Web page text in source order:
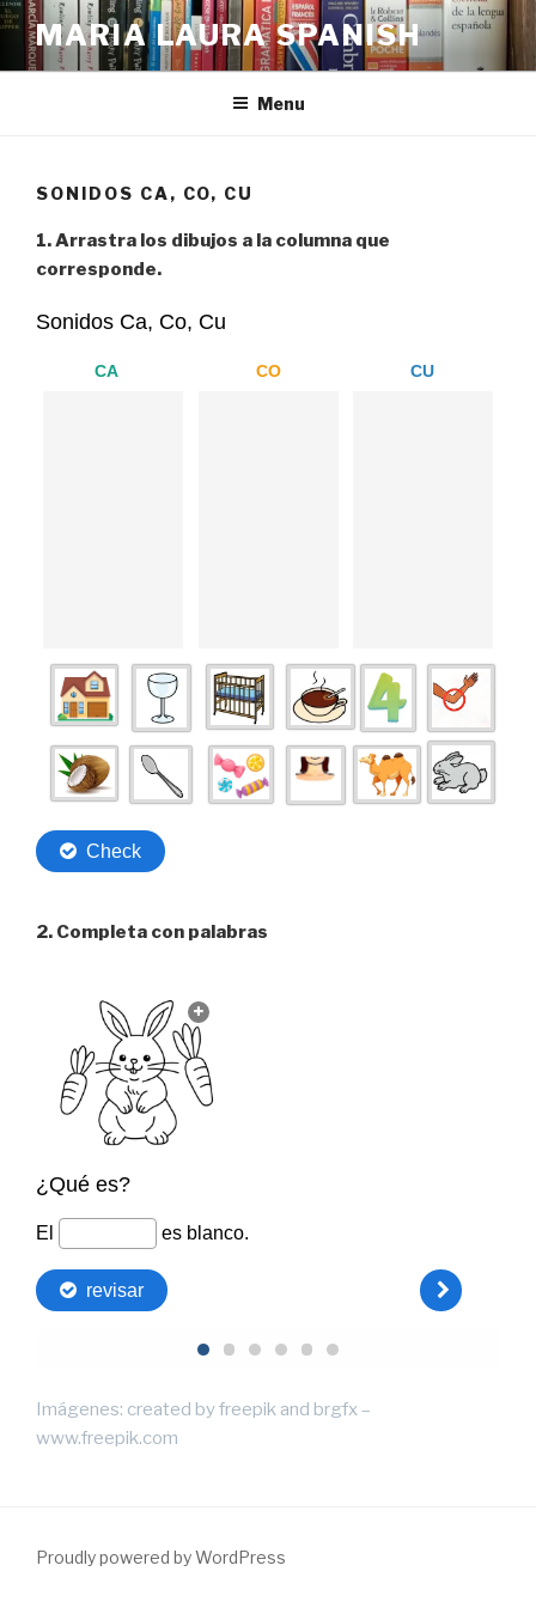
Skip
content
MARIA LAURA SPANISH
Menu
SONIDOS CA, CO, CU
1. Arrastra los dibujos a la columna que
corresponde.
2. Completa con palabras
Imágenes: created by freepik and brgfx –
www.freepik.com
Proudly powered by WordPress